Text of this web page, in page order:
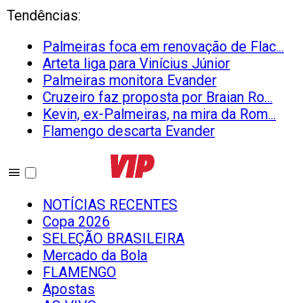
Tendências:
Palmeiras foca em renovação de Flac...
Arteta liga para Vinícius Júnior
Palmeiras monitora Evander
Cruzeiro faz proposta por Braian Ro...
Kevin, ex-Palmeiras, na mira da Rom...
Flamengo descarta Evander
NOTÍCIAS RECENTES
Copa 2026
SELEÇÃO BRASILEIRA
Mercado da Bola
FLAMENGO
Apostas